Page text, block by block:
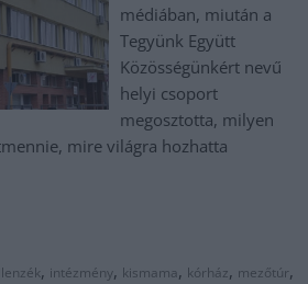
médiában, miután a
Tegyünk Együtt
Közösségünkért nevű
helyi csoport
megosztotta, milyen
mire világra hozhatta
, intézmény, kismama, kórház, mezőtúr,